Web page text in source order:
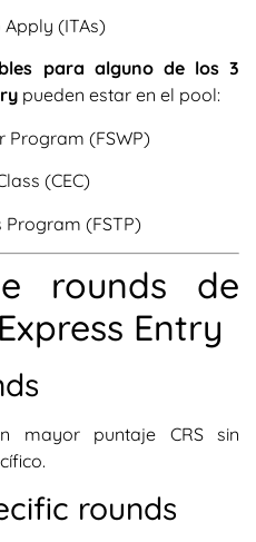
Apply (ITAs)
para alguno de los 3
pueden estar en el pool:
Program (FSWP)
(CEC)
Program (FSTP)
rounds de
Entry
mayor puntaje CRS sin
rounds